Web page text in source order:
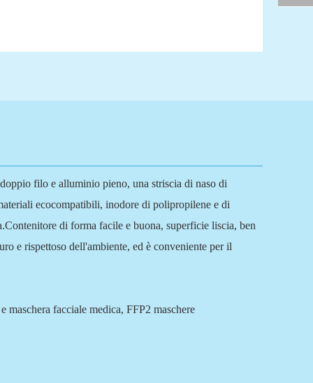
filo e alluminio pieno, una striscia di naso di
ecocompatibili, inodore di polipropilene e di
di forma facile e buona, superficie liscia, ben
e rispettoso dell'ambiente, ed è conveniente per il
facciale medica, FFP2 maschere